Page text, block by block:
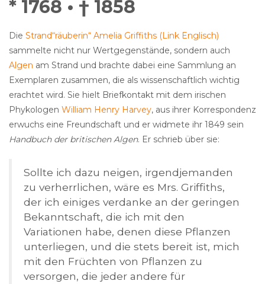
* 1768 • † 1858
Die Strand“räuberin“ Amelia Griffiths (Link Englisch)
sammelte nicht nur Wertgegenstände, sondern auch
Algen am Strand und brachte dabei eine Sammlung an
Exemplaren zusammen, die als wissenschaftlich wichtig
erachtet wird. Sie hielt Briefkontakt mit dem irischen
Phykologen William Henry Harvey, aus ihrer Korrespondenz
erwuchs eine Freundschaft und er widmete ihr 1849 sein
Handbuch der britischen Algen. Er schrieb über sie:
Sollte ich dazu neigen, irgendjemanden
zu verherrlichen, wäre es Mrs. Griffiths,
der ich einiges verdanke an der geringen
Bekanntschaft, die ich mit den
Variationen habe, denen diese Pflanzen
unterliegen, und die stets bereit ist, mich
mit den Früchten von Pflanzen zu
versorgen, die jeder andere für